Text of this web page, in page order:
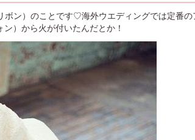
ボン）のことです♡海外ウエディングでは定番の
）から火が付いたんだとか！